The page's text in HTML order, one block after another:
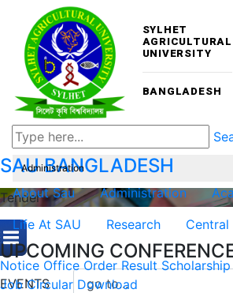
SYLHET
AGRICULTURAL
UNIVERSITY
BANGLADESH
SAUBANGLADESH
About Sau Administration
Life At SAU
Research
UPCOMING
EVENTS
Administration
Tender
Notice Office Order Result Scholarship
Job Circular Download